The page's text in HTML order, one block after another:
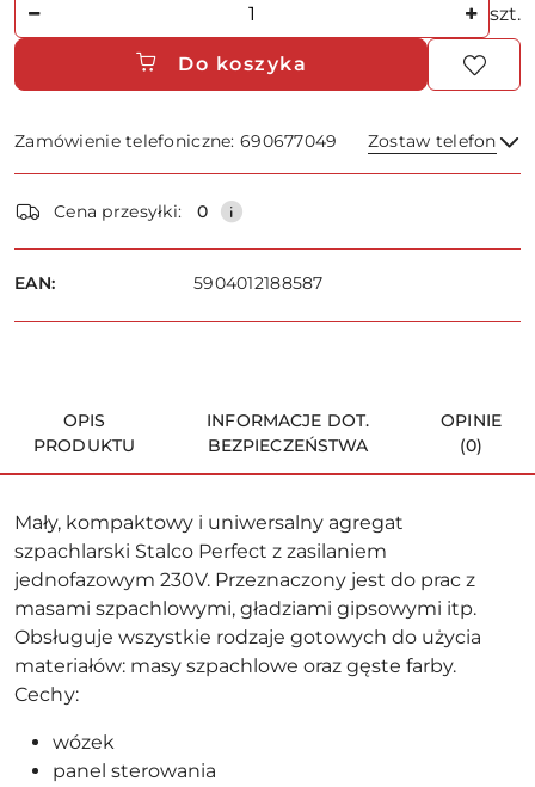
szt.
Do koszyka
Zamówienie telefoniczne: 690677049 Zostaw telefon
Wyślij
i
dostawa
Cena przesyłki: 0
EAN: 5904012188587
OPIS
PRODUKTU
INFORMACJE DOT.
BEZPIECZEŃSTWA
OPINIE
(0)
Mały, kompaktowy i uniwersalny agregat
szpachlarski Stalco Perfect z zasilaniem
jednofazowym 230V. Przeznaczony jest do prac z
masami szpachlowymi, gładziami gipsowymi itp.
Obsługuje wszystkie rodzaje gotowych do użycia
materiałów: masy szpachlowe oraz gęste farby.
Cechy:
wózek
panel sterowania